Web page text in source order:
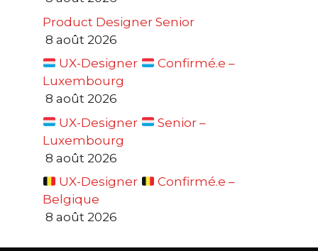
Product Designer Senior
8 août 2026
UX-Designer
Confirmé.e –
Luxembourg
8 août 2026
UX-Designer
Senior –
Luxembourg
8 août 2026
UX-Designer
Confirmé.e –
Belgique
8 août 2026